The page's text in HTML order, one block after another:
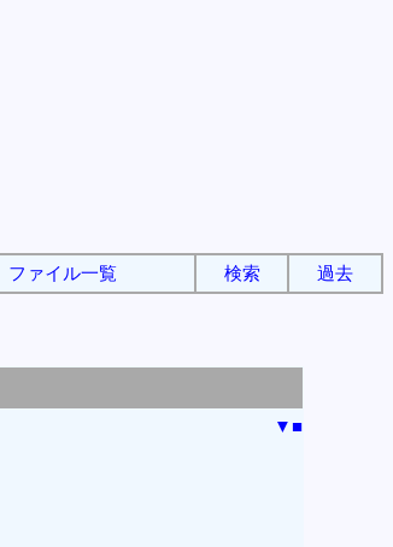
ファイル一覧 検索 過去
▼■